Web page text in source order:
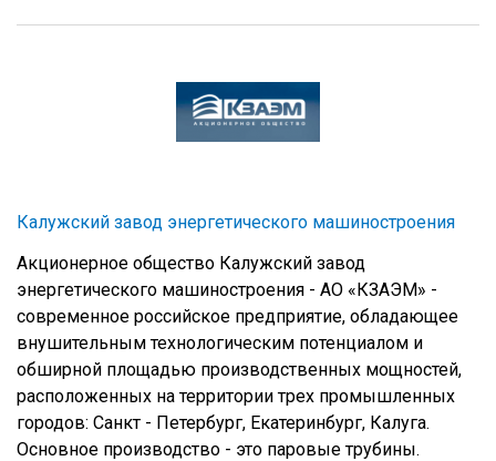
Калужский завод энергетического машиностроения
Акционерное общество Калужский завод
энергетического машиностроения - АО «КЗАЭМ» -
современное российское предприятие, обладающее
внушительным технологическим потенциалом и
обширной площадью производственных мощностей,
расположенных на территории трех промышленных
городов: Санкт - Петербург, Екатеринбург, Калуга.
Основное производство - это паровые трубины.